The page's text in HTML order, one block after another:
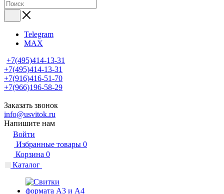
Telegram
MAX
+7(495)414-13-31
+7(495)414-13-31
+7(916)416-51-70
+7(966)196-58-29
Заказать звонок
info@usvitok.ru
Напишите нам
Войти
Избранные товары 0
Корзина 0
Каталог